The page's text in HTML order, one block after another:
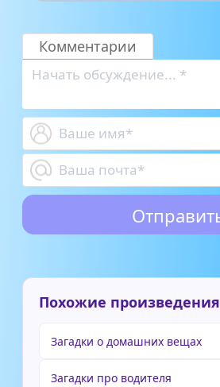
Комментарии
Похожие произведения
Загадки о домашних вещах
Загадки про водителя